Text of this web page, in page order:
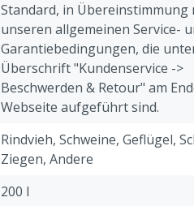
Standard, in Übereinstimmung
unseren allgemeinen Service-
Garantiebedingungen, die
Überschrift "Kundenservice ->
Beschwerden & Retour" am
Webseite aufgeführt sind.
Rindvieh, Schweine, Geflügel,
Ziegen, Andere
200 l